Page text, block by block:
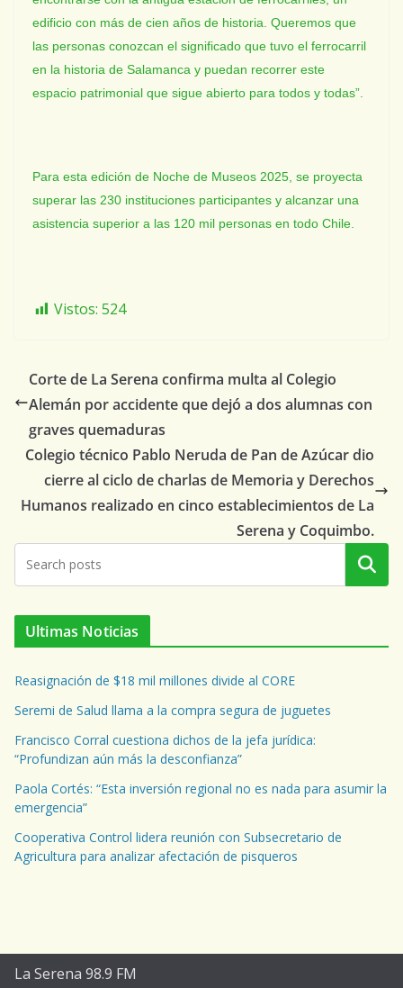
edificio con más de cien años de historia. Queremos que
las personas conozcan el significado que tuvo el ferrocarril
en la historia de Salamanca y puedan recorrer este
espacio patrimonial que sigue abierto para todos y todas”.
Para esta edición de Noche de Museos 2025, se proyecta
superar las 230 instituciones participantes y alcanzar una
asistencia superior a las 120 mil personas en todo Chile.
Vistos: 524
Corte de La Serena confirma multa al Colegio
Alemán por accidente que dejó a dos alumnas con
graves quemaduras
Colegio técnico Pablo Neruda de Pan de Azúcar dio
cierre al ciclo de charlas de Memoria y Derechos
Humanos realizado en cinco establecimientos de La
Serena y Coquimbo.
Buscar
Ultimas Noticias
Reasignación de $18 mil millones divide al CORE
Seremi de Salud llama a la compra segura de juguetes
Francisco Corral cuestiona dichos de la jefa jurídica:
“Profundizan aún más la desconfianza”
Paola Cortés: “Esta inversión regional no es nada para asumir la
emergencia”
Cooperativa Control lidera reunión con Subsecretario de
Agricultura para analizar afectación de pisqueros
La Serena 98.9 FM